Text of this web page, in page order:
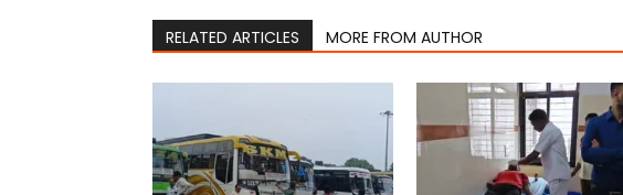
RELATED ARTICLES MORE FROM AUTHOR